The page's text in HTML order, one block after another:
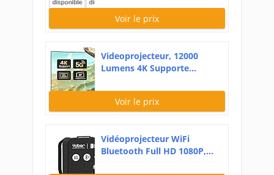
Voir le prix
Videoprojecteur, 12000
Lumens 4K Supporte...
Voir le prix
Vidéoprojecteur WiFi
Bluetooth Full HD 1080P,...